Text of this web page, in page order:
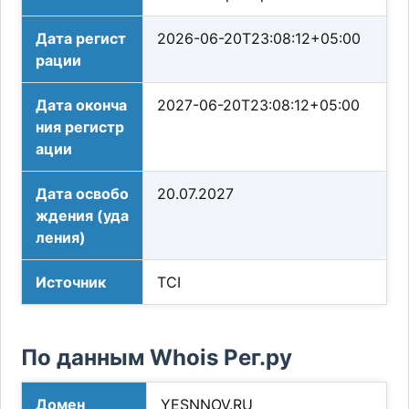
Дата регист
рации
2026-06-20T23:08:12+05:00
Дата оконча
ния регистр
ации
2027-06-20T23:08:12+05:00
Дата освобо
ждения (уда
ления)
20.07.2027
Источник TCI
По данным Whois Рег.ру
Домен YESNNOV.RU